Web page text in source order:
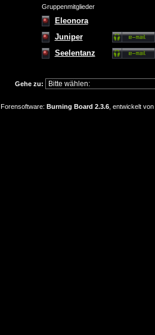
Gruppenmitglieder
Eleonora
Juniper
Seelentanz
Gehe zu:
Forensoftware: Burning Board 2.3.6, entwickelt von